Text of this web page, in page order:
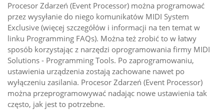
Procesor Zdarzeń (Event Processor) można programować
przez wysyłanie do niego komunikatów MIDI System
Exclusive (więcej szczegółów i informacji na ten temat w
linku Programming FAQs). Można też zrobić to w łatwy
sposób korzystając z narzędzi oprogramowania firmy MIDI
Solutions - Programming Tools. Po zaprogramowaniu,
ustawienia urządzenia zostają zachowane nawet po
wyłączeniu zasilania. Procesor Zdarzeń (Event Processor)
można przeprogramowywać nadając nowe ustawienia tak
często, jak jest to potrzebne.